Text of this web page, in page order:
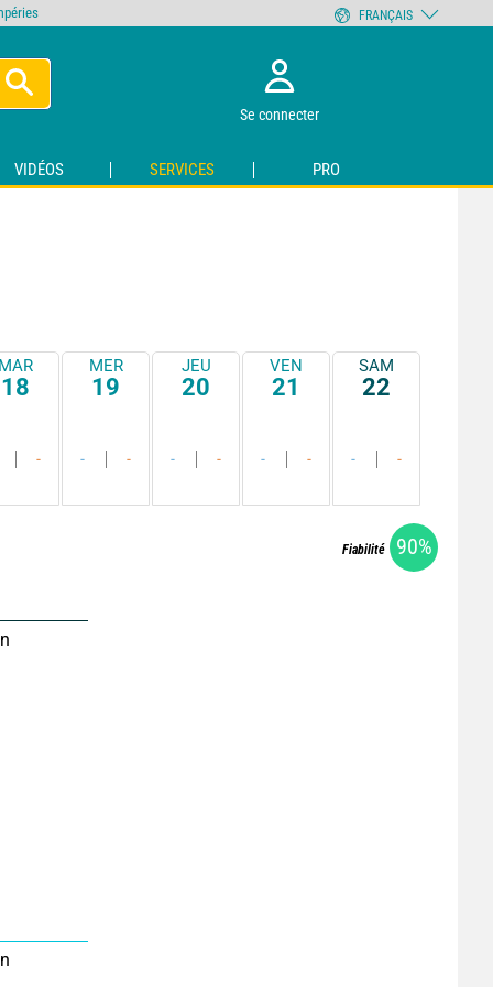
Se connecter
VIDÉOS SERVICES PRO
18
-
MER
19
- -
JEU
20
- -
VEN
21
- -
SAM
22
- -
Fiabilité 90%
FRANÇAIS